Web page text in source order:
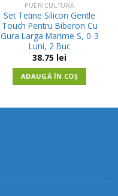
PUERICULTURĂ
Set Tetine Silicon Gentle
Touch Pentru Biberon Cu
Gura Larga Marime S, 0-3
Luni, 2 Buc
38.75 lei
ADAUGĂ ÎN COȘ